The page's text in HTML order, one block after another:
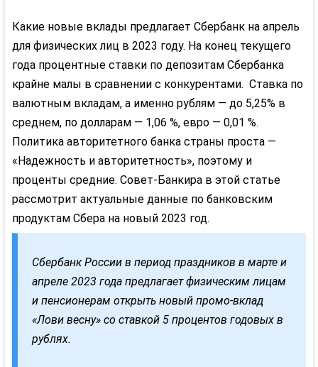
Какие новые вклады предлагает Сбербанк на апрель
для физических лиц в 2023 году. На конец текущего
года процентные ставки по депозитам Сбербанка
крайне малы в сравнении с конкурентами. Ставка по
валютным вкладам, а именно рублям — до 5,25% в
среднем, по долларам — 1,06 %, eвpo — 0,01 %.
Политика авторитетного банка страны проста —
«Надежность и авторитетность», поэтому и
проценты средние. Совет-Банкира в этой статье
рассмотрит актуальные данные по банковским
продуктам Сбера на новый 2023 год.
Сбербанк России в период праздников в марте и
апреле 2023 года предлагает физическим лицам
и пенсионерам открыть новый промо-вклад
«Лови весну» со ставкой 5 процентов годовых в
рублях.